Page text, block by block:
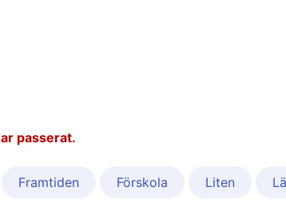
passerat.
Framtiden Förskola Liten